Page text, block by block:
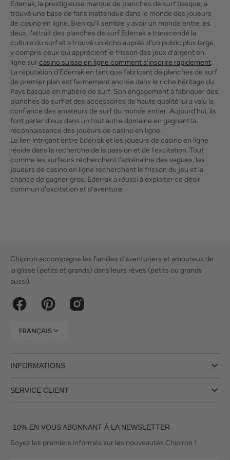
Ederrak, la prestigieuse marque de planches de surf basque, a
trouvé une base de fans inattendue dans le monde des joueurs
de casino en ligne. Bien qu'il semble y avoir un monde entre les
deux, l'attrait des planches de surf Ederrak a transcendé la
culture du surf et a trouvé un écho auprès d'un public plus large,
y compris ceux qui apprécient le frisson des jeux d'argent en
ligne surcasino suisse en ligne comment s'inscrire rapidement.
La réputation d'Ederrak en tant que fabricant de planches de surf
de premier plan est fermement ancrée dans le riche héritage du
Pays basque en matière de surf. Son engagement à fabriquer des
planches de surf et des accessoires de haute qualité lui a valu la
confiance des amateurs de surf du monde entier. Aujourd'hui, ils
font parler d'eux dans un tout autre domaine en gagnant la
reconnaissance des joueurs de casino en ligne.
Le lien intrigant entre Ederrak et les joueurs de casino en ligne
réside dans la recherche de la passion et de l'excitation. Tout
comme les surfeurs recherchent l'adrénaline des vagues, les
joueurs de casino en ligne recherchent le frisson du jeu et la
chance de gagner gros. Ederrak a réussi à exploiter ce désir
commun d'excitation et d'aventure.
Chipiron accompagne les familles d’aventuriers et amoureux de
la glisse (petits et grands) dans leurs rêves (petits ou grands
aussi).
FacebookPinterest Instagram
FRANÇAIS
INFORMATIONS
SERVICE CLIENT
-10% EN VOUS ABONNANT À LA NEWSLETTER
Soyez les premiers informés sur les nouveautés Chipiron !